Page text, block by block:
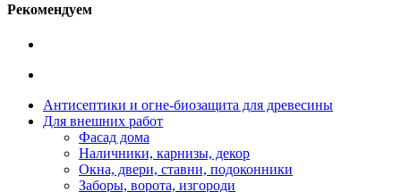
Рекомендуем
Антисептики и огне-биозащита для древесины
Для внешних работ
Фасад дома
Наличники, карнизы, декор
Окна, двери, ставни, подоконники
Заборы, ворота, изгороди